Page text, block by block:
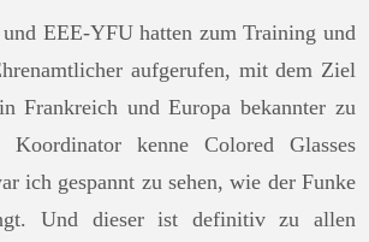
EEE-YFU hatten zum Training und
aufgerufen, mit dem Ziel
Frankreich und Europa bekannter zu
kenne Colored Glasses
ich gespannt zu sehen, wie der Funke
Und dieser ist definitiv zu allen